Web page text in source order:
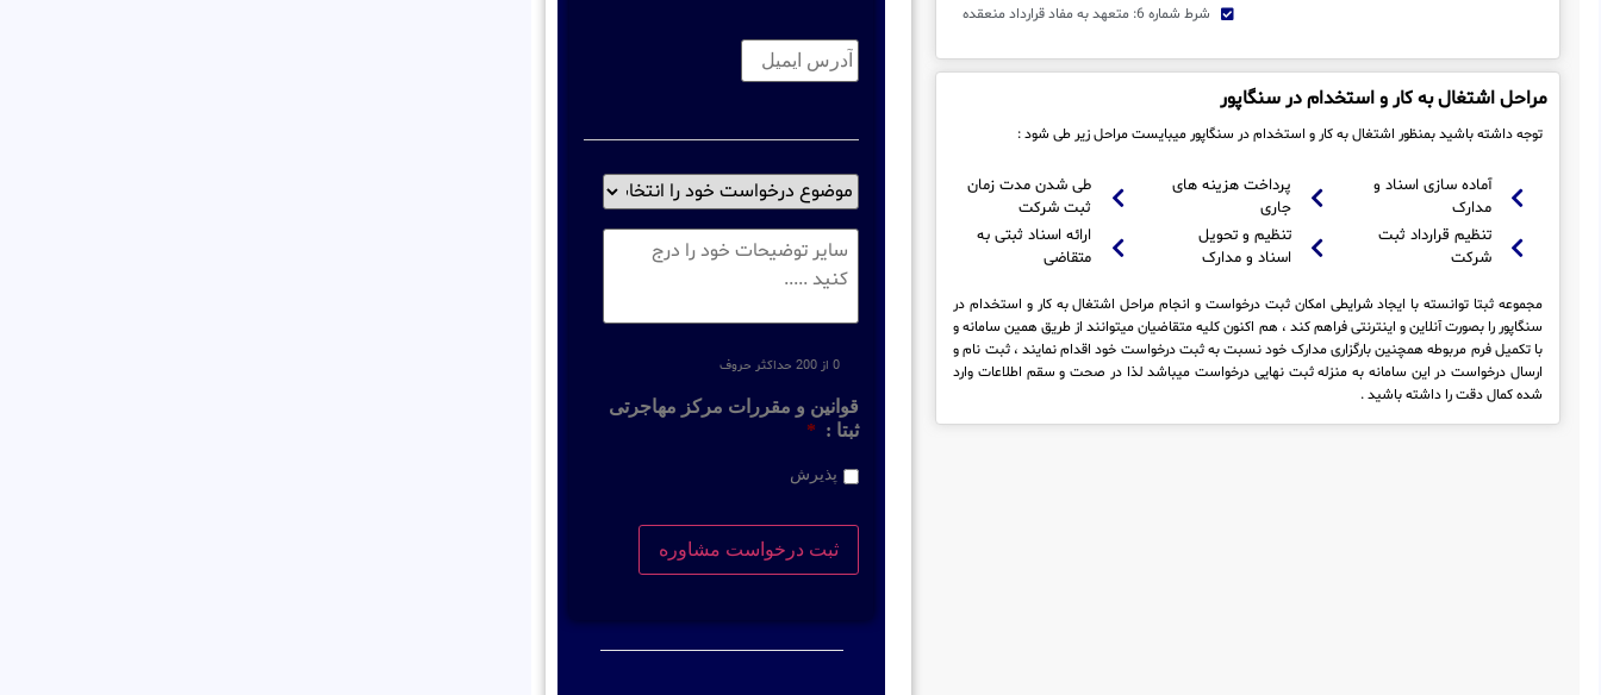
شرط شماره 6: متعهد به مفاد قرارداد منعقده
مراحل اشتغال به کار و استخدام در سنگاپور
توجه داشته باشید بمنظور اشتغال به کار و استخدام در سنگاپور میبایست مراحل زیر طی شود :
آماده سازی اسناد و
مدارک
تنظیم قرارداد ثبت
شرکت
پرداخت هزینه های
جاری
تنظیم و تحویل
اسناد و مدارک
طی شدن مدت زمان
ثبت شرکت
ارائه اسناد ثبتی به
متقاضی
مجموعه ثبتا توانسته با ایجاد شرایطی امکان ثبت درخواست و انجام مراحل اشتغال به کار و استخدام در
سنگاپور را بصورت آنلاین و اینترنتی فراهم کند ، هم اکنون کلیه متقاضیان میتوانند از طریق همین سامانه و
با تکمیل فرم مربوطه همچنین بارگزاری مدارک خود نسبت به ثبت درخواست خود اقدام نمایند ، ثبت نام و
ارسال درخواست در این سامانه به منزله ثبت نهایی درخواست میباشد لذا در صحت و سقم اطلاعات وارد
شده کمال دقت را داشته باشید .
موضوع
درخواست
خود
را
انتخاب
توضیحات
0 از 200 حداکثر حروف
قوانین و مقررات مرکز مهاجرتی
ثبتا : *
پذیرش